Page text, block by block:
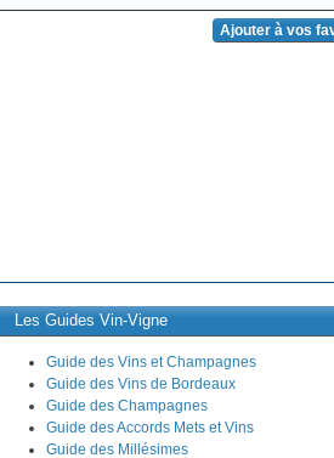
Les Guides Vin-Vigne
Guide des Vins et Champagnes
Guide des Vins de Bordeaux
Guide des Champagnes
Guide des Accords Mets et Vins
Guide des Millésimes